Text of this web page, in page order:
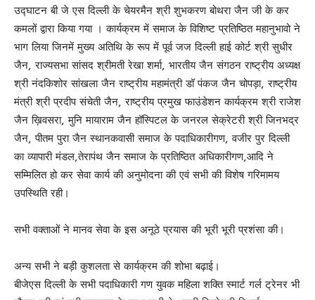
उद्घाटन बी जे एस दिल्ली के चेयरमैन श्री शुभकरण बोथरा जैन जी के कर
कमलों द्वारा किया गया । कार्यक्रम में समाज के विशिष्ट प्रतिष्ठित महानुभावो ने
भाग लिया जिनमें मुख्य अतिथि के रूप में पूर्व जज दिल्ली हाई कोर्ट श्री सुधीर
जैन, राज्यसभा सांसद श्रीमती रेखा शर्मा, भारतीय जैन संगठन राष्ट्रीय अध्यक्ष
श्री नंदकिशोर सांखला जैन राष्ट्रीय महामंत्री डॉ पंकज जैन चोपड़ा, राष्ट्रीय
मंत्री श्री प्रदीप संचेती जैन, राष्ट्रीय प्रमुख फाउंडेशन कार्यक्रम श्री राजेश
जैन ख़िवसरा, मुनि मायाराम जैन हॉस्पिटल के जनरल सेक्रेटरी श्री जिनभद्र
जैन, पीतम पुरा जैन स्थानकवासी समाज के पदाधिकारीगण, वजीर पुर दिल्ली
का व्यापारी मंडल,तेरापंथ जैन समाज के प्रतिष्ठित अधिकारीगण,आदि ने
सम्मिलित हो कर सेवा कार्य की अनुमोदना की एवं सभी की विशेष गरिमामय
उपस्थिति रही।
सभी वक्ताओं ने मानव सेवा के इस अनूठे प्रयास की भूरी भूरी प्रशंसा की।
अन्य सभी ने बड़ी कुशलता से कार्यक्रम की शोभा बढ़ाई।
बीजेएस दिल्ली के सभी पदाधिकारी गण युवक महिला शक्ति स्मार्ट गर्ल ट्रेनर भी